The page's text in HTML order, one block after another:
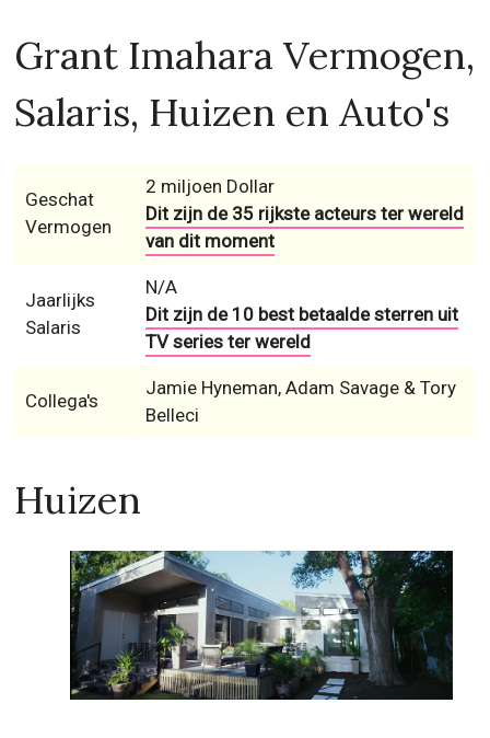
Grant Imahara Vermogen,
Salaris, Huizen en Auto's
Geschat
Vermogen
2 miljoen Dollar
Dit zijn de 35 rijkste acteurs ter wereld
van dit moment
Jaarlijks
Salaris
N/A
Dit zijn de 10 best betaalde sterren uit
TV series ter wereld
Collega's
Jamie Hyneman, Adam Savage & Tory
Belleci
Huizen